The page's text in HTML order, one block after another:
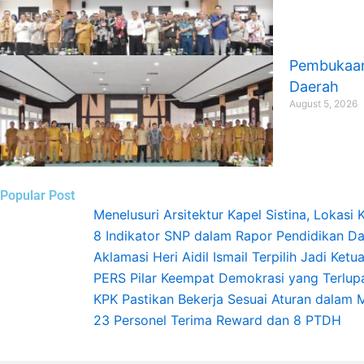
Daerah
August 5, 2026
Popular Post
Menelusuri Arsitektur Kapel Sistina, Lokasi
8 Indikator SNP dalam Rapor Pendidikan
Aklamasi Heri Aidil Ismail Terpilih Jadi
PERS Pilar Keempat Demokrasi yang
KPK Pastikan Bekerja Sesuai Aturan dalam
23 Personel Terima Reward dan 8 PTDH